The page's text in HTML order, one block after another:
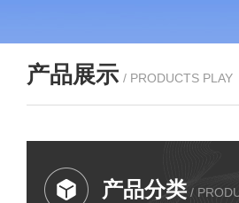
产品展示 / PRODUCTS PLAY
产品分类 /